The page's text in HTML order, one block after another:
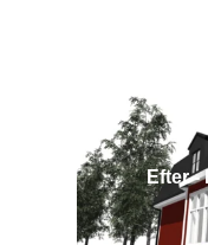
Efter -